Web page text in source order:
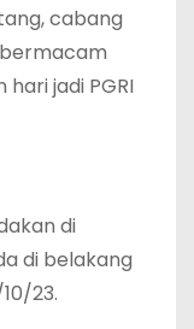
cabang
bermacam
jadi PGRI
di
di belakang
23.